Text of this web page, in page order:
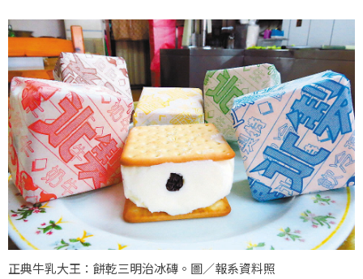
正典牛乳大王：餅乾三明治冰磚。圖／報系資料照